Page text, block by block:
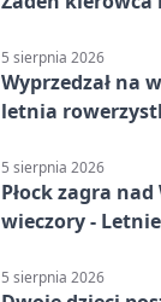
5 sierpnia 2026
Wyprzedzał na
letnia
5 sierpnia 2026
Płock zagra nad
wieczory -
5 sierpnia 2026